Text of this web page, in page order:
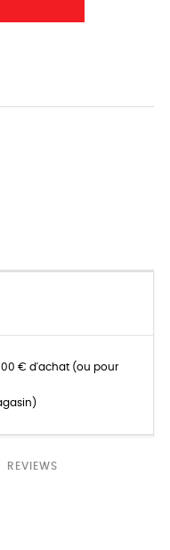
€ d'achat (ou pour
REVIEWS